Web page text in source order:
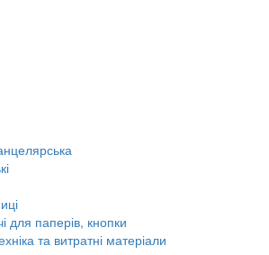
для паперів, кнопки
та витратні матеріали